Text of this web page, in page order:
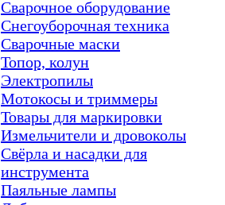
Сварочное оборудование
Снегоуборочная техника
Сварочные маски
Топор, колун
Электропилы
Мотокосы и триммеры
Товары для маркировки
Измельчители и дровоколы
Свёрла и насадки для
инструмента
Паяльные лампы